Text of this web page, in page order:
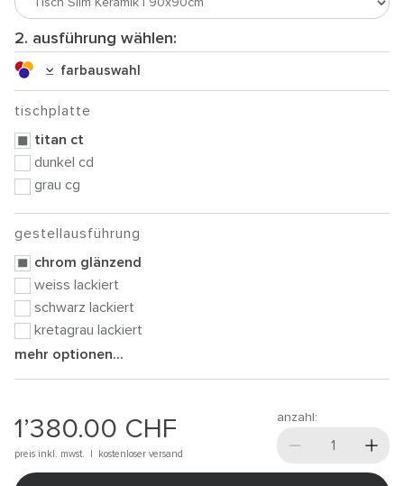
2. ausführung wählen:
farbauswahl
tischplatte
titan ct
dunkel cd
grau cg
gestellausführung
chrom glänzend
weiss lackiert
schwarz lackiert
kretagrau lackiert
mehr optionen...
1’380.00 CHF
preis inkl. mwst. | kostenloser versand
anzahl: